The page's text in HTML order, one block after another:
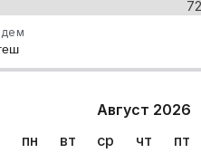
Август 2026
пн
вт ср чт пт
Шерегеше: 727 вариантов